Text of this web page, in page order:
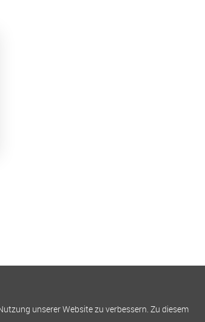
unserer Website zu verbessern. Zu diesem